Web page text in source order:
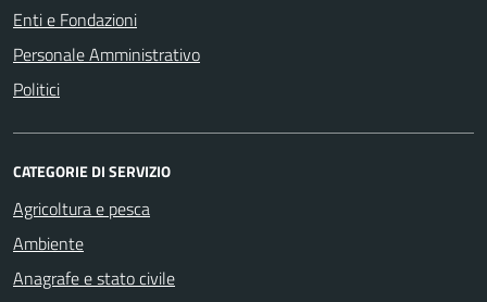
Enti e Fondazioni
Personale Amministrativo
Politici
CATEGORIE DI SERVIZIO
Agricoltura e pesca
Ambiente
Anagrafe e stato civile